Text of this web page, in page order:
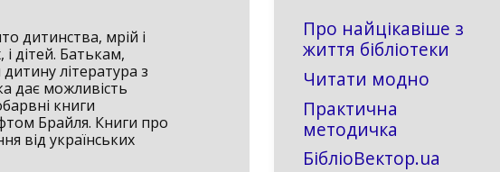
дитинства, мрій і
дітей. Батькам,
література з
дає можливість
книги
Брайля. Книги про
від українських
Про найцікавіше з
життя бібліотеки
Читати модно
Практична
методичка
БібліоВектор.ua